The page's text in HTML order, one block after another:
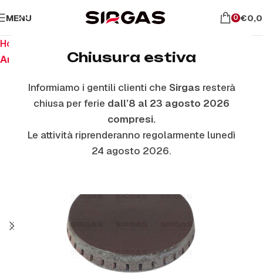
Chiusura estiva
Informiamo i gentili clienti che Sirgas resterà
chiusa per ferie dall’8 al 23 agosto 2026
compresi.
Le attività riprenderanno regolarmente lunedì
24 agosto 2026.
MENU 0 €
Home
Anelli E Piattelli Smaltati